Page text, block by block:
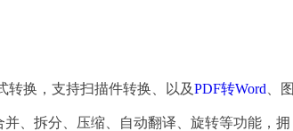
换，支持扫描件转换、以及PDF转Word 、图
、拆分、压缩、自动翻译、旋转等功能，拥